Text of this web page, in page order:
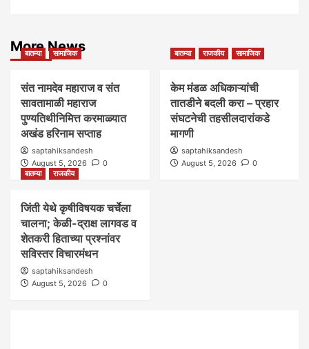
More News
बातम्या सामाजिक
संत नामदेव महाराज व संत
सावतामाळी महाराज
पुण्यतिथीनिमित्त करमाळ्यात
अखंड हरिनाम सप्ताह
saptahiksandesh
August 5, 2026
0
बातम्या राजकीय सामाजिक
केम मंडळ अधिकाऱ्यांची
तातडीने बदली करा – प्रहार
संघटनेची तहसीलदारांकडे
मागणी
saptahiksandesh
August 5, 2026
0
बातम्या
राजकीय
जिंती येथे कृषीविषयक चर्चेला
चालना; केळी-द्राक्ष लागवड व
शेतकरी हिताच्या प्रश्नांवर
सविस्तर विचारमंथन
saptahiksandesh
August 5, 2026
0